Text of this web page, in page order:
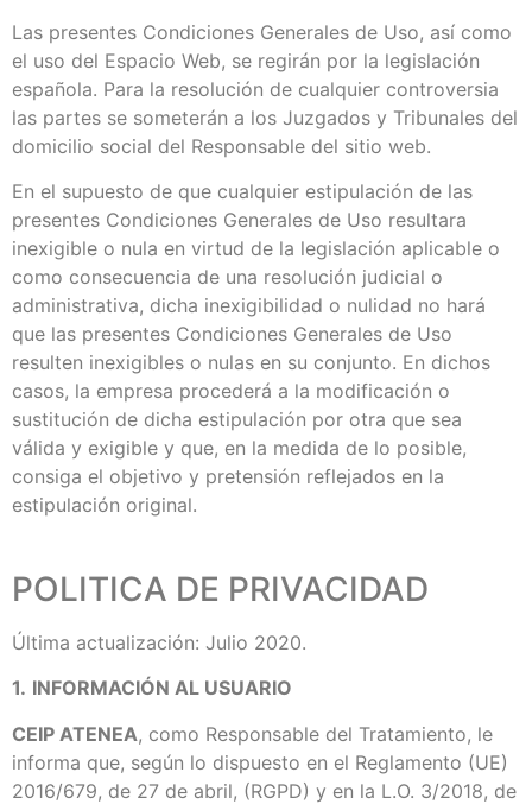
Las presentes Condiciones Generales de Uso, así como
el uso del Espacio Web, se regirán por la legislación
española. Para la resolución de cualquier controversia
las partes se someterán a los Juzgados y Tribunales del
domicilio social del Responsable del sitio web.
En el supuesto de que cualquier estipulación de las
presentes Condiciones Generales de Uso resultara
inexigible o nula en virtud de la legislación aplicable o
como consecuencia de una resolución judicial o
administrativa, dicha inexigibilidad o nulidad no hará
que las presentes Condiciones Generales de Uso
resulten inexigibles o nulas en su conjunto. En dichos
casos, la empresa procederá a la modificación o
sustitución de dicha estipulación por otra que sea
válida y exigible y que, en la medida de lo posible,
consiga el objetivo y pretensión reflejados en la
estipulación original.
POLITICA DE PRIVACIDAD
Última actualización: Julio 2020.
1. INFORMACIÓN AL USUARIO
CEIP ATENEA, como Responsable del Tratamiento, le
informa que, según lo dispuesto en el Reglamento (UE)
2016/679, de 27 de abril, (RGPD) y en la L.O. 3/2018, de